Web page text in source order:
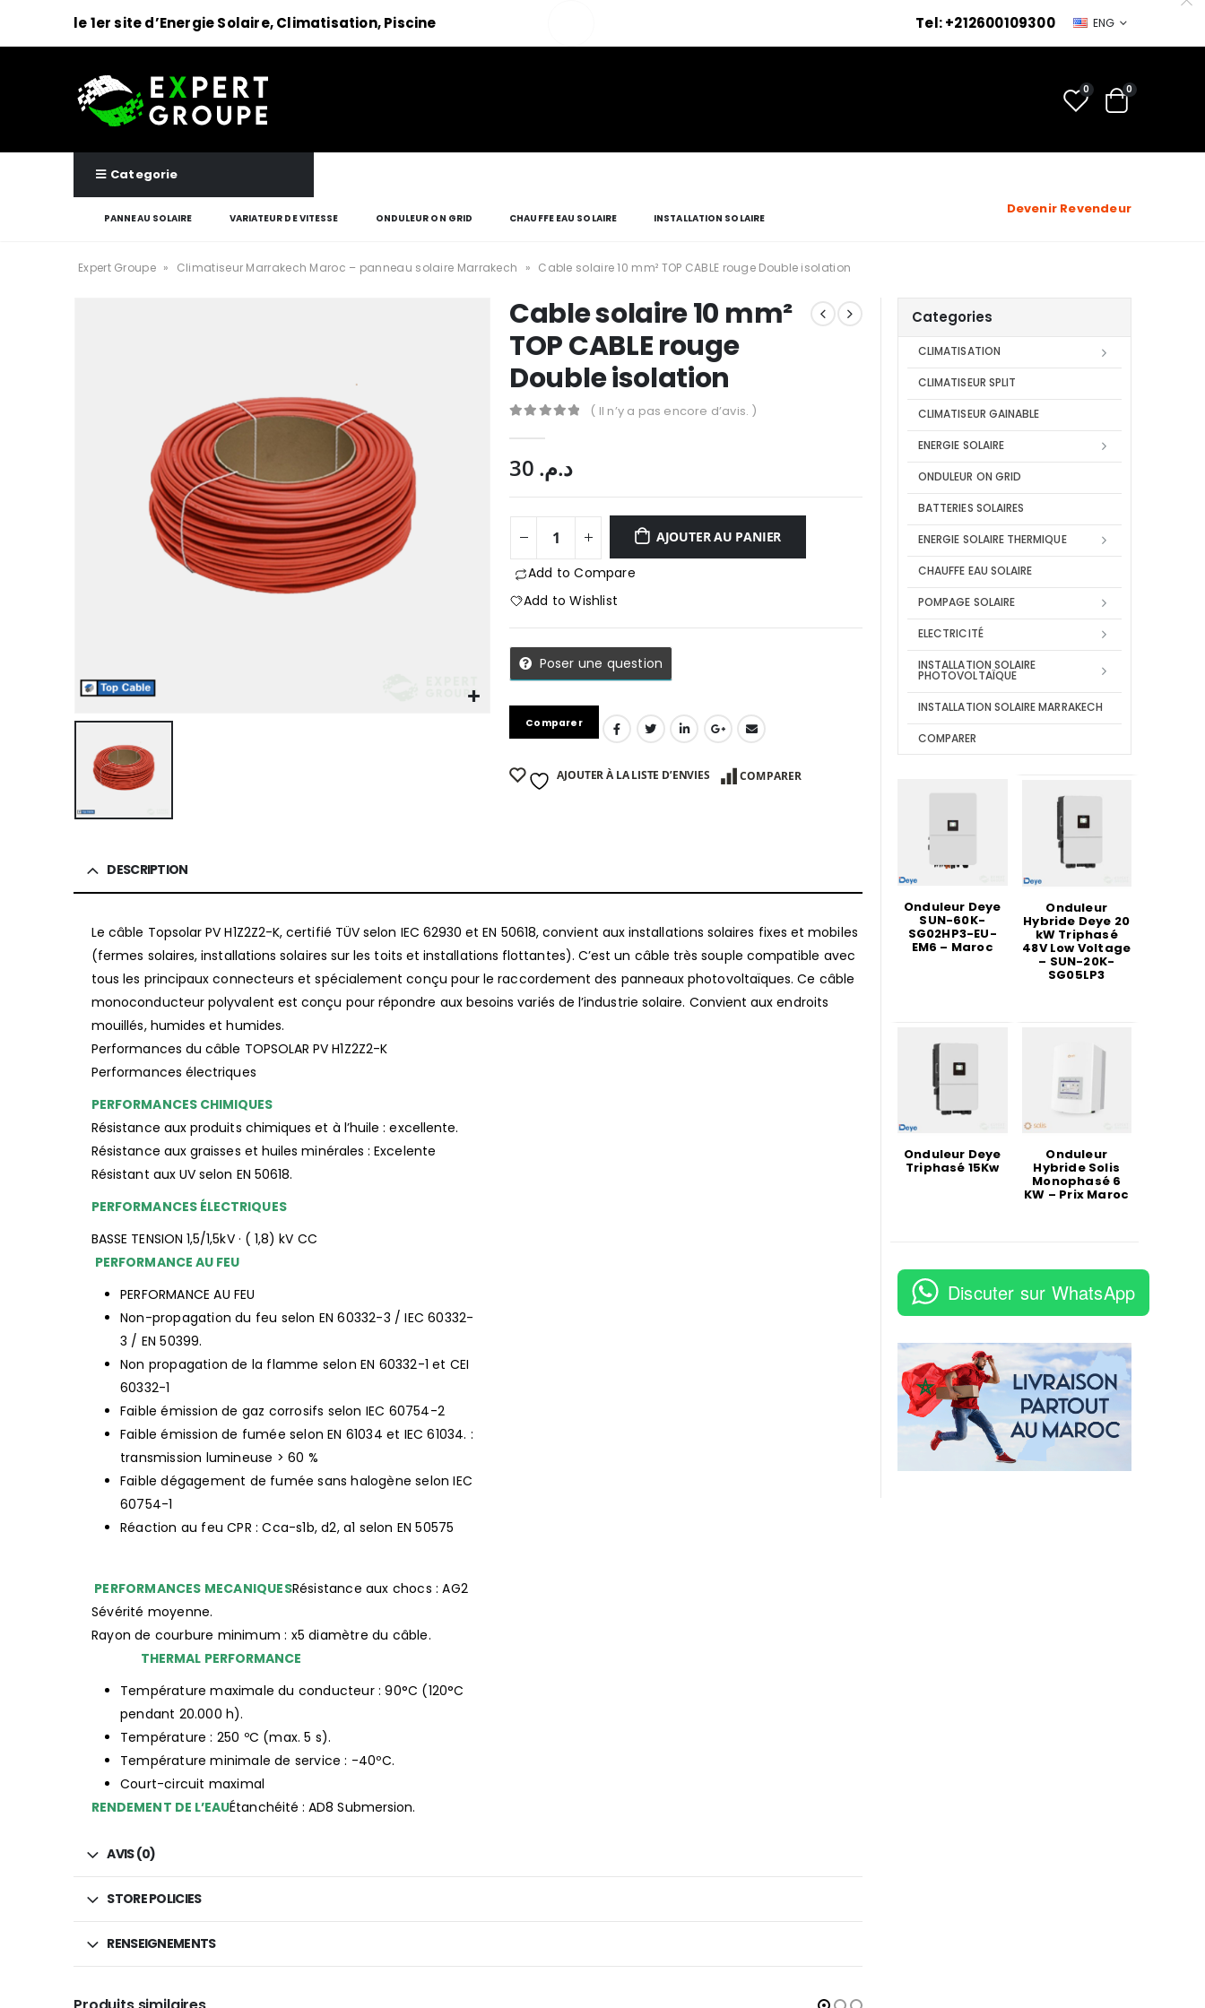
le 1er site d’Energie Solaire, Climatisation, Piscine Tel: +212600109300 ENG
0 0
Categorie
PANNEAU SOLAIRE VARIATEUR DE VITESSE ONDULEUR ON GRID CHAUFFE EAU SOLAIRE INSTALLATION SOLAIRE
Devenir Revendeur
Expert Groupe » Climatiseur Marrakech Maroc – panneau solaire Marrakech » Cable solaire 10 mm² TOP CABLE rouge Double isolation
Cable solaire 10 mm²
TOP CABLE rouge
Double isolation
( Il n’y a pas encore d’avis. )
د.م.
AJOUTER AU PANIER
Add to Compare
Add to Wishlist
Poser une question
Comparer
AJOUTER À LA LISTE D’ENVIES COMPARER
DESCRIPTION
Le câble Topsolar PV H1Z2Z2-K, certifié TÜV selon IEC 62930 et EN 50618, convient aux installations solaires fixes et mobiles
(fermes solaires, installations solaires sur les toits et installations flottantes). C’est un câble très souple compatible avec
tous les principaux connecteurs et spécialement conçu pour le raccordement des panneaux photovoltaïques. Ce câble
monoconducteur polyvalent est conçu pour répondre aux besoins variés de l’industrie solaire. Convient aux endroits
mouillés, humides et humides.
Performances du câble TOPSOLAR PV H1Z2Z2-K
Performances électriques
PERFORMANCES CHIMIQUES
Résistance aux produits chimiques et à l’huile : excellente.
Résistance aux graisses et huiles minérales : Excelente
Résistant aux UV selon EN 50618.
PERFORMANCES ÉLECTRIQUES
BASSE TENSION 1,5/1,5kV · ( 1,8) kV CC
PERFORMANCE AU FEU
PERFORMANCE AU FEU
Non-propagation du feu selon EN 60332-3 / IEC 60332-
3 / EN 50399.
Non propagation de la flamme selon EN 60332-1 et CEI
60332-1
Faible émission de gaz corrosifs selon IEC 60754-2
Faible émission de fumée selon EN 61034 et IEC 61034. :
transmission lumineuse > 60 %
Faible dégagement de fumée sans halogène selon IEC
60754-1
Réaction au feu CPR : Cca-s1b, d2, a1 selon EN 50575
PERFORMANCES MECANIQUESRésistance aux chocs : AG2
Sévérité moyenne.
Rayon de courbure minimum : x5 diamètre du câble.
THERMAL PERFORMANCE
Température maximale du conducteur : 90°C (120°C
pendant 20.000 h).
Température : 250 ºC (max. 5 s).
Température minimale de service : -40ºC.
Court-circuit maximal
RENDEMENT DE L’EAUÉtanchéité : AD8 Submersion.
AVIS (0)
STORE POLICIES
RENSEIGNEMENTS
Categories
CLIMATISATION
CLIMATISEUR SPLIT
CLIMATISEUR GAINABLE
ENERGIE SOLAIRE
ONDULEUR ON GRID
BATTERIES SOLAIRES
ENERGIE SOLAIRE THERMIQUE
CHAUFFE EAU SOLAIRE
POMPAGE SOLAIRE
ELECTRICITÉ
INSTALLATION SOLAIRE
PHOTOVOLTAÏQUE
INSTALLATION SOLAIRE MARRAKECH
COMPARER
Onduleur Deye
SUN-60K-
SG02HP3-EU-
EM6 – Maroc
Onduleur
Hybride Deye 20
kW Triphasé
48V Low Voltage
– SUN-20K-
SG05LP3
Onduleur Deye
Triphasé 15Kw
Onduleur
Hybride Solis
Monophasé 6
KW – Prix Maroc
Discuter sur WhatsApp